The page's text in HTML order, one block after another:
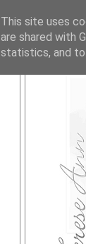
This site uses
are shared with
statistics, and